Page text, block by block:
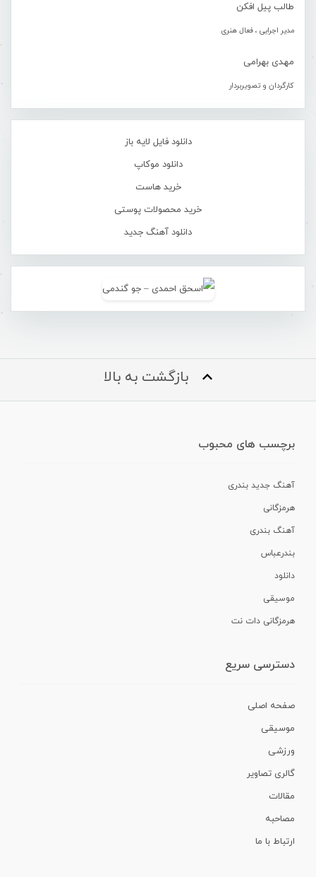
طالب پیل افکن
مدیر اجرایی ، فعال هنری
مهدی بهرامی
کارگردان و تصویربردار
دانلود فایل لایه باز
دانلود موکاپ
خرید هاست
خرید محصولات پوستی
دانلود آهنگ جدید
بازگشت به بالا
برچسب های محبوب
آهنگ جدید بندری
هرمزگانی
آهنگ بندری
بندرعباس
دانلود
موسیقی
هرمزگانی دات نت
دسترسی سریع
صفحه اصلی
موسیقی
ورزشی
گالری تصاویر
مقالات
مصاحبه
ارتباط با ما